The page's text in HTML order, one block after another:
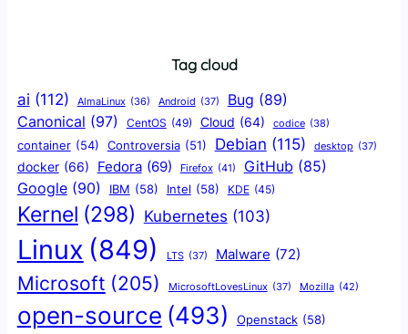
Tag cloud
ai (112) AlmaLinux (36) Android (37) Bug (89)
Canonical (97) CentOS (49) Cloud (64) codice (38)
container (54) Controversia (51) Debian (115) desktop (37)
docker (66) Fedora (69) Firefox (41) GitHub (85)
Google (90) IBM (58) Intel (58) KDE (45)
Kernel (298) Kubernetes (103)
Linux (849) LTS (37) Malware (72)
Microsoft (205) MicrosoftLovesLinux (37) Mozilla (42)
open-source (493) Openstack (58)